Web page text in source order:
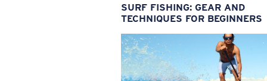
SURF FISHING: GEAR AND
TECHNIQUES FOR BEGINNERS